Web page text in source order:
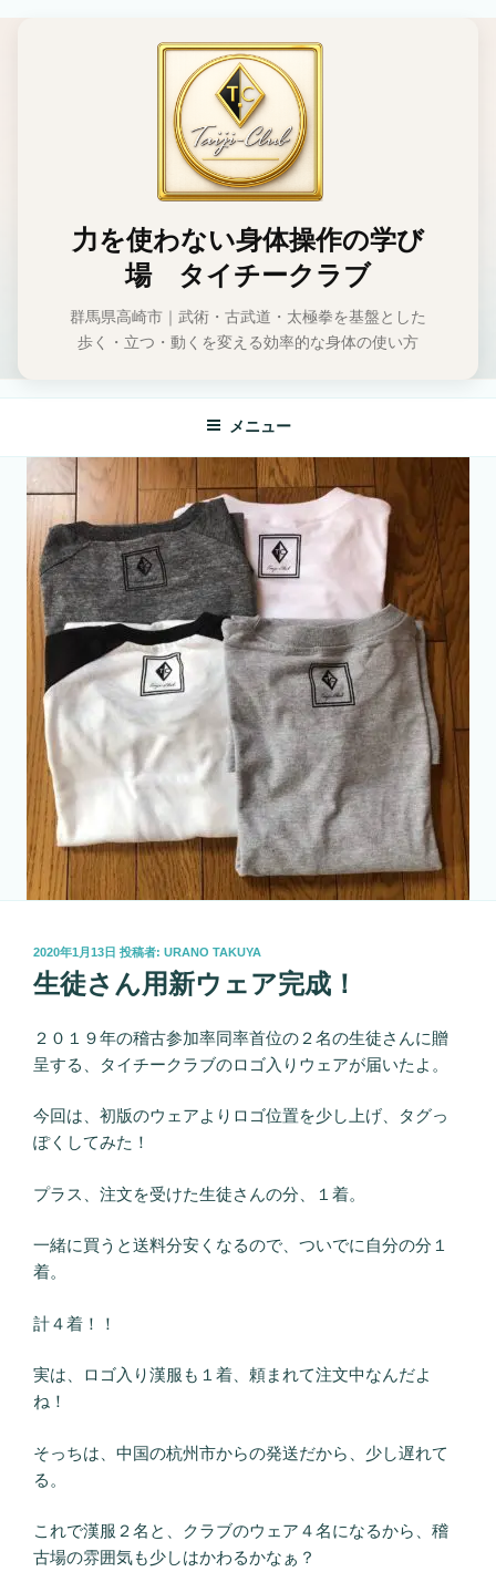
力を使わない身体操作の学び
場 タイチークラブ
群馬県高崎市｜武術・古武道・太極拳を基盤とした
歩く・立つ・動くを変える効率的な身体の使い方
メニュー
投
稿
日:
2020年1月13日 投稿者: URANO TAKUYA
生徒さん用新ウェア完成！
２０１９年の稽古参加率同率首位の２名の生徒さんに贈
呈する、タイチークラブのロゴ入りウェアが届いたよ。
今回は、初版のウェアよりロゴ位置を少し上げ、タグっ
ぽくしてみた！
プラス、注文を受けた生徒さんの分、１着。
一緒に買うと送料分安くなるので、ついでに自分の分１
着。
計４着！！
実は、ロゴ入り漢服も１着、頼まれて注文中なんだよ
ね！
そっちは、中国の杭州市からの発送だから、少し遅れて
る。
これで漢服２名と、クラブのウェア４名になるから、稽
古場の雰囲気も少しはかわるかなぁ？